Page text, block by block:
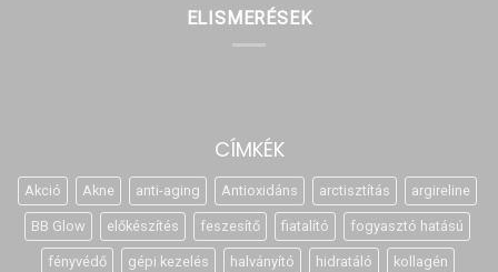
ELISMERÉSEK
CÍMKÉK
Akció Akne anti-aging Antioxidáns arctisztítás argireline
BB Glow előkészítés feszesítő fiatalító fogyasztó hatású
fényvédő gépi kezelés halványító hidratáló kollagén